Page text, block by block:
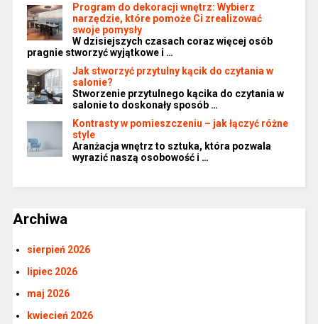
Program do dekoracji wnętrz: Wybierz
narzędzie, które pomoże Ci zrealizować
swoje pomysły
W dzisiejszych czasach coraz więcej osób
pragnie stworzyć wyjątkowe i …
Jak stworzyć przytulny kącik do czytania w
salonie?
Stworzenie przytulnego kącika do czytania w
salonie to doskonały sposób …
Kontrasty w pomieszczeniu – jak łączyć różne
style
Aranżacja wnętrz to sztuka, która pozwala
wyrazić naszą osobowość i …
Archiwa
sierpień 2026
lipiec 2026
maj 2026
kwiecień 2026